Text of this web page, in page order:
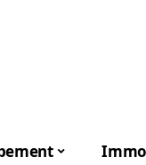
Immo